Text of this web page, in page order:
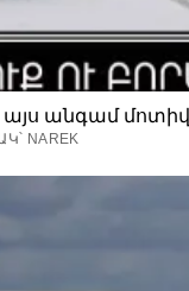
այս անգամ
NAREK